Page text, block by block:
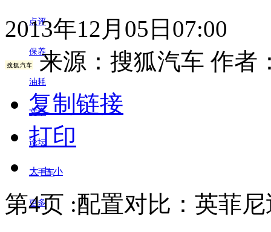
点评
保养
油耗
文章
论坛
二手车
更多
2013年12月05日07:00
来源： 搜狐汽车 作者
复制链接
打印
大 中 小
第4页 :配置对比：英菲